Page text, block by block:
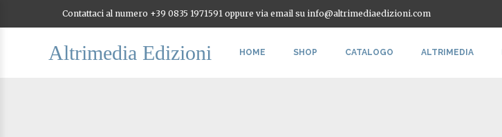
Contattaci al numero +39 0835 1971591 oppure via email su info@altrimediaedizioni.com
Altrimedia Edizioni HOME SHOP CATALOGO ALTRIMEDIA